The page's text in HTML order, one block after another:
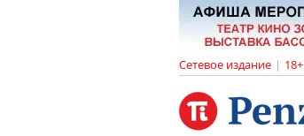
Сетевое издание | 18+